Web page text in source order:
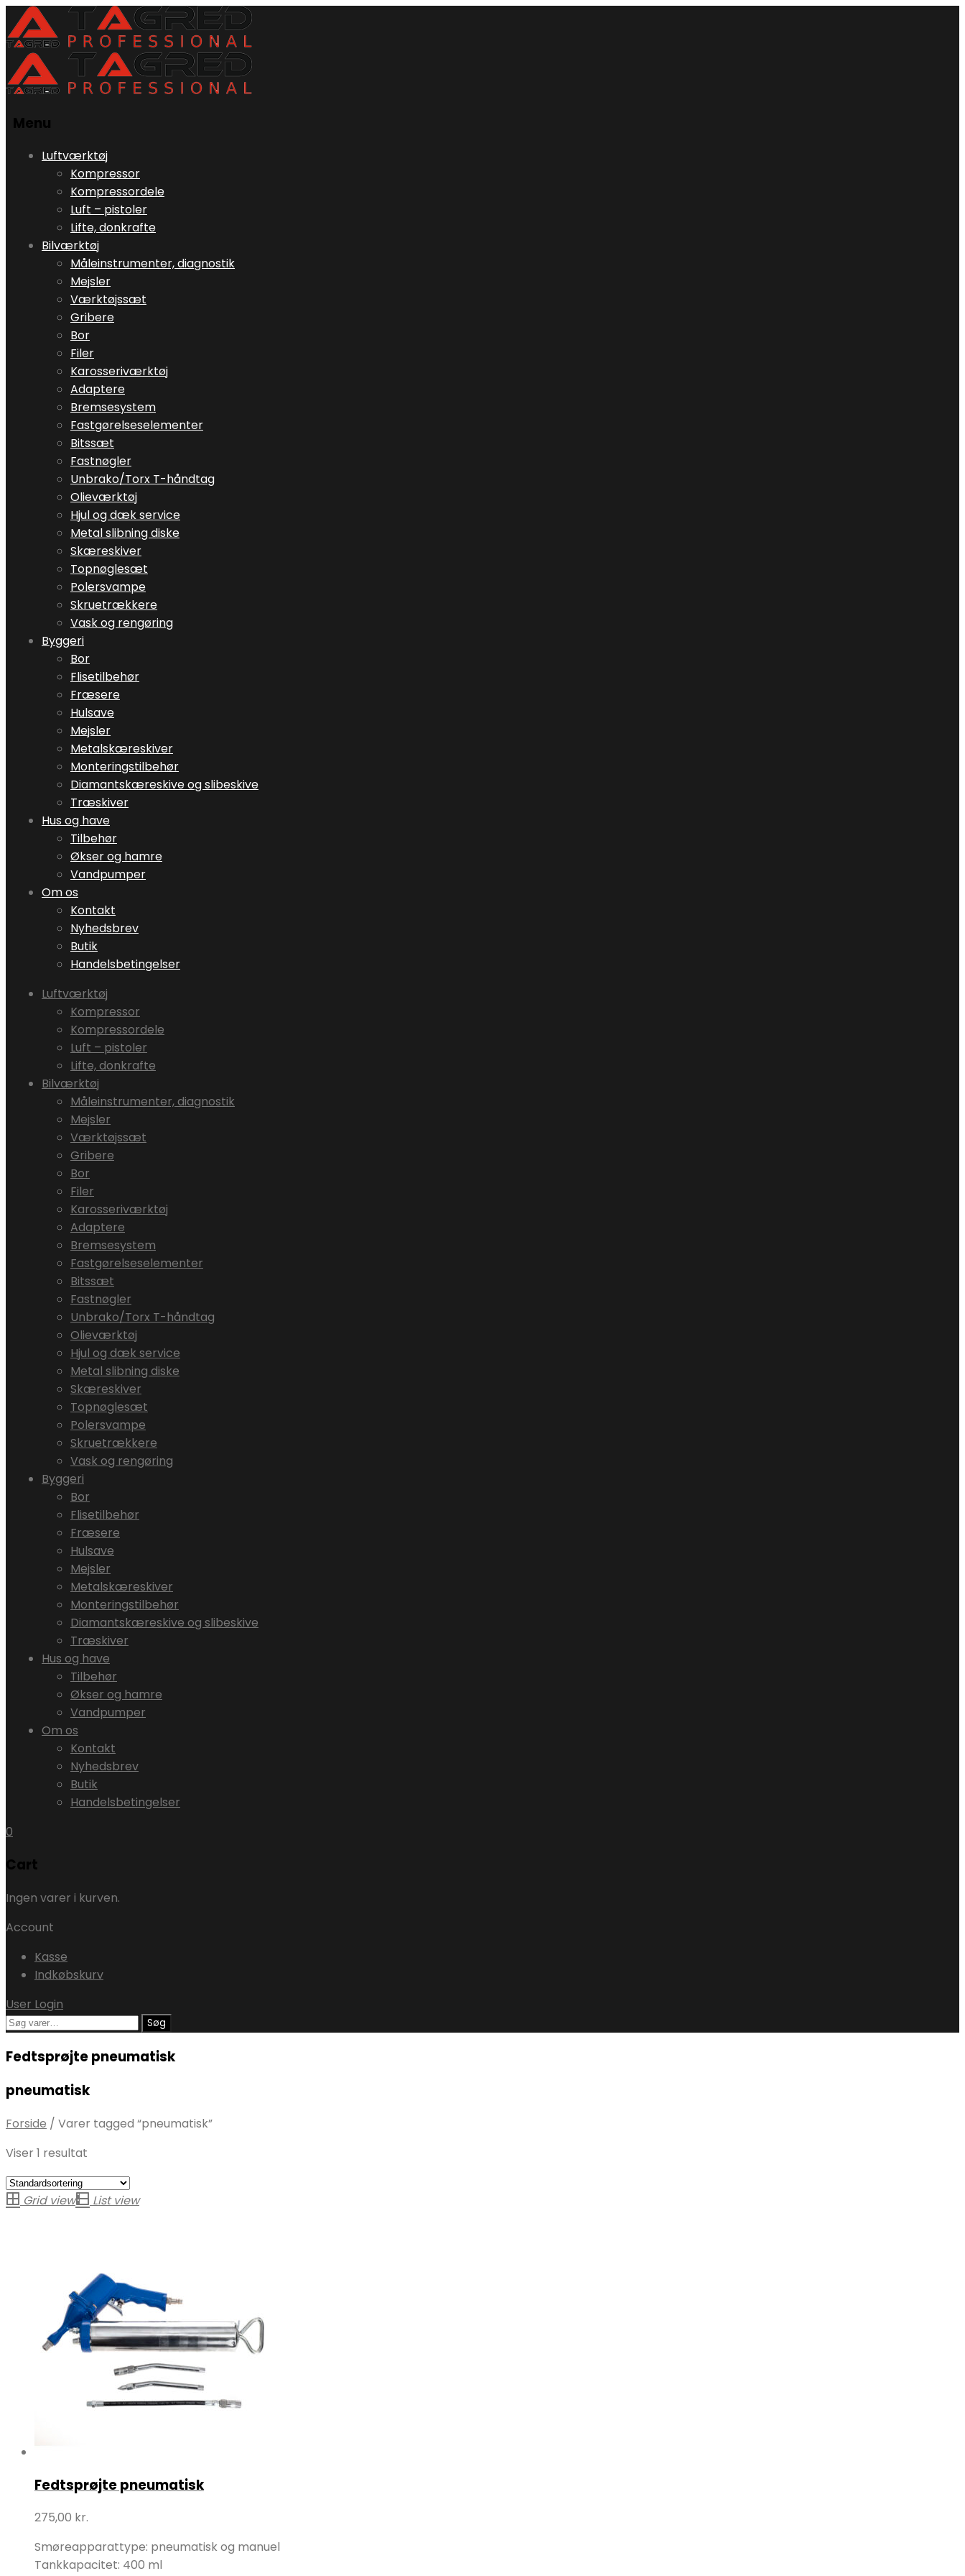
Menu
Skip
content
Luftværktøj
Kompressor
Kompressordele
Luft – pistoler
Lifte, donkrafte
Bilværktøj
Måleinstrumenter, diagnostik
Mejsler
Værktøjssæt
Gribere
Bor
Filer
Karosseriværktøj
Adaptere
Bremsesystem
Fastgørelseselementer
Bitssæt
Fastnøgler
Unbrako/Torx T-håndtag
Olieværktøj
Hjul og dæk service
Metal slibning diske
Skæreskiver
Topnøglesæt
Polersvampe
Skruetrækkere
Vask og rengøring
Byggeri
Bor
Flisetilbehør
Fræsere
Hulsave
Mejsler
Metalskæreskiver
Monteringstilbehør
Diamantskæreskive og slibeskive
Træskiver
Hus og have
Tilbehør
Økser og hamre
Vandpumper
Om os
Kontakt
Nyhedsbrev
Butik
Handelsbetingelser
Luftværktøj
Kompressor
Kompressordele
Luft – pistoler
Lifte, donkrafte
Bilværktøj
Måleinstrumenter, diagnostik
Mejsler
Værktøjssæt
Gribere
Bor
Filer
Karosseriværktøj
Adaptere
Bremsesystem
Fastgørelseselementer
Bitssæt
Fastnøgler
Unbrako/Torx T-håndtag
Olieværktøj
Hjul og dæk service
Metal slibning diske
Skæreskiver
Topnøglesæt
Polersvampe
Skruetrækkere
Vask og rengøring
Byggeri
Bor
Flisetilbehør
Fræsere
Hulsave
Mejsler
Metalskæreskiver
Monteringstilbehør
Diamantskæreskive og slibeskive
Træskiver
Hus og have
Tilbehør
Økser og hamre
Vandpumper
Om os
Kontakt
Nyhedsbrev
Butik
Handelsbetingelser
0
Cart
Ingen varer i kurven.
Account
Kasse
Indkøbskurv
User Login
Søg
Søg
Fedtsprøjte pneumatisk
pneumatisk
Forside / Varer tagged “pneumatisk”
Viser 1 resultat
Grid view List view
Fedtsprøjte pneumatisk
275,00 kr.
Smøreapparattype: pneumatisk og manuel
Tankkapacitet: 400 ml